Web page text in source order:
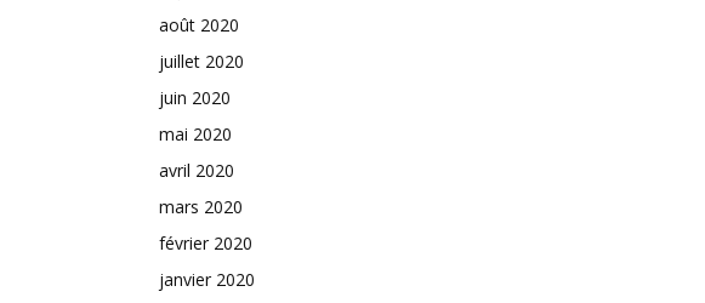
août 2020
juillet 2020
juin 2020
mai 2020
avril 2020
mars 2020
février 2020
janvier 2020